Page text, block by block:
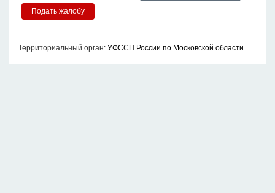
Территориальный орган: УФССП России по Московской области